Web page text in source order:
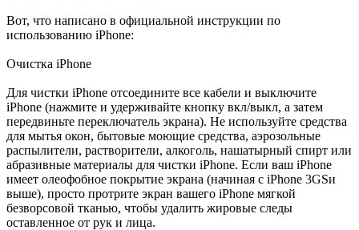
Вот, что написано в официальной инструкции по
использованию iPhone:
Очистка iPhone
Для чистки iPhone отсоедините все кабели и выключите
iPhone (нажмите и удерживайте кнопку вкл/выкл, а затем
передвиньте переключатель экрана). Не используйте средства
для мытья окон, бытовые моющие средства, аэрозольные
распылители, растворители, алкоголь, нашатырный спирт или
абразивные материалы для чистки iPhone. Если ваш iPhone
имеет олеофобное покрытие экрана (начиная с iPhone 3GSи
выше), просто протрите экран вашего iPhone мягкой
безворсовой тканью, чтобы удалить жировые следы
оставленное от рук и лица.